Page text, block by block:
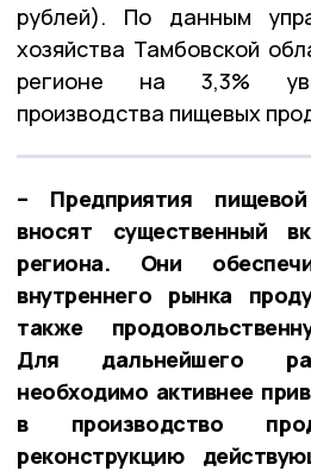
рублей). По данным
хозяйства Тамбовской
регионе на 3,3%
производства пищевых
– Предприятия
вносят существенный
региона. Они
внутреннего рынка
также
Для дальнейшего
необходимо активнее
в производство
реконструкцию